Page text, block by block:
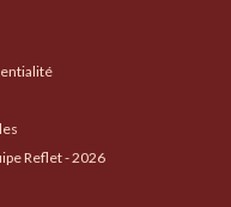
Reflet - 2026